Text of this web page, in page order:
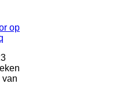
van